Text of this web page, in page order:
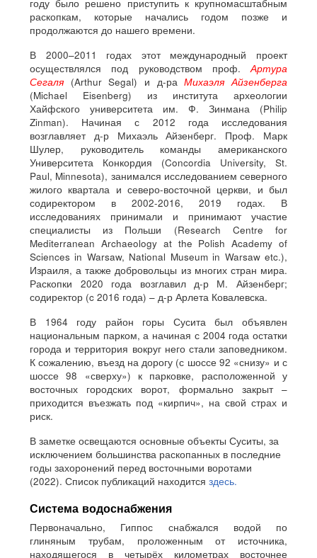
году было решено приступить к крупномасштабным
раскопкам, которые начались годом позже и
продолжаются до нашего времени.
В 2000–2011 годах этот международный проект
осуществлялся под руководством проф. Артура
Сегаля(Arthur Segal) и д-раМихаэля Айзенберга
(Michael Eisenberg) из института археологии
Хайфского университета им. Ф. Зинмана (Philip
Zinman). Начиная с 2012 года исследования
возглавляет д-р Михаэль Айзенберг. Проф. Марк
Шулер, руководитель команды американского
Университета Конкордия (Concordia University, St.
Paul, Minnesota), занимался исследованием северного
жилого квартала и северо-восточной церкви, и был
содиректором в 2002-2016, 2019 годах. В
исследованиях принимали и принимают участие
специалисты из Польши (Research Centre for
Mediterranean Archaeology at the Polish Academy of
Sciences in Warsaw, National Museum in Warsaw etc.),
Израиля, а также добровольцы из многих стран мира.
Раскопки 2020 года возглавил д-р М. Айзенберг;
содиректор (c 2016 года) – д-р Арлета Ковалевска.
В 1964 году район горы Сусита был объявлен
национальным парком, а начиная с 2004 года остатки
города и территория вокруг него стали заповедником.
К сожалению, въезд на дорогу (с шоссе 92 «снизу» и с
шоссе 98 «сверху») к парковке, расположенной у
восточных городских ворот, формально закрыт –
приходится въезжать под «кирпич», на свой страх и
риск.
В заметке освещаются основные объекты Суситы, за
исключением большинства раскопанных в последние
годы захоронений перед восточными воротами
(2022). Список публикаций находитсяздесь.
Система водоснабжения
Первоначально, Гиппос снабжался водой по
глиняным трубам, проложенным от источника,
находящегося в четырёх километрах восточнее